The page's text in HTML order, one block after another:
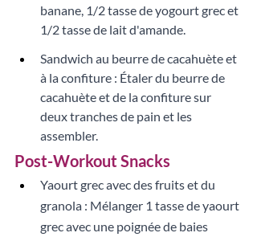
banane, 1/2 tasse de yogourt grec et
1/2 tasse de lait d'amande.
Sandwich au beurre de cacahuète et
à la confiture : Étaler du beurre de
cacahuète et de la confiture sur
deux tranches de pain et les
assembler.
Post-Workout Snacks
Yaourt grec avec des fruits et du
granola : Mélanger 1 tasse de yaourt
grec avec une poignée de baies